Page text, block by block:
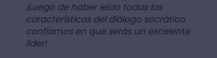
¡Luego de haber leído todas las
características del diálogo socrático
confiamos en que serás un excelente
líder!